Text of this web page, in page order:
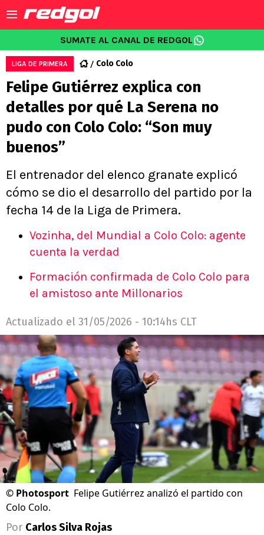
SUMATE AL CANAL DE REDGOL
LIGA DE PRIMERA Colo Colo
Felipe Gutiérrez explica con
detalles por qué La Serena no
pudo con Colo Colo: “Son muy
buenos”
El entrenador del elenco granate explicó
cómo se dio el desarrollo del partido por la
fecha 14 de la Liga de Primera.
Vozinha, del Mundial a Colo Colo: agente
cuenta la verdad
Formación confirmada de Colo Colo para
el amistoso ante Millonarios
Actualizado el 31/05/2026 - 10:14hs CLT
© Photosport Felipe Gutiérrez analizó el partido con
Colo Colo.
Por Carlos Silva Rojas